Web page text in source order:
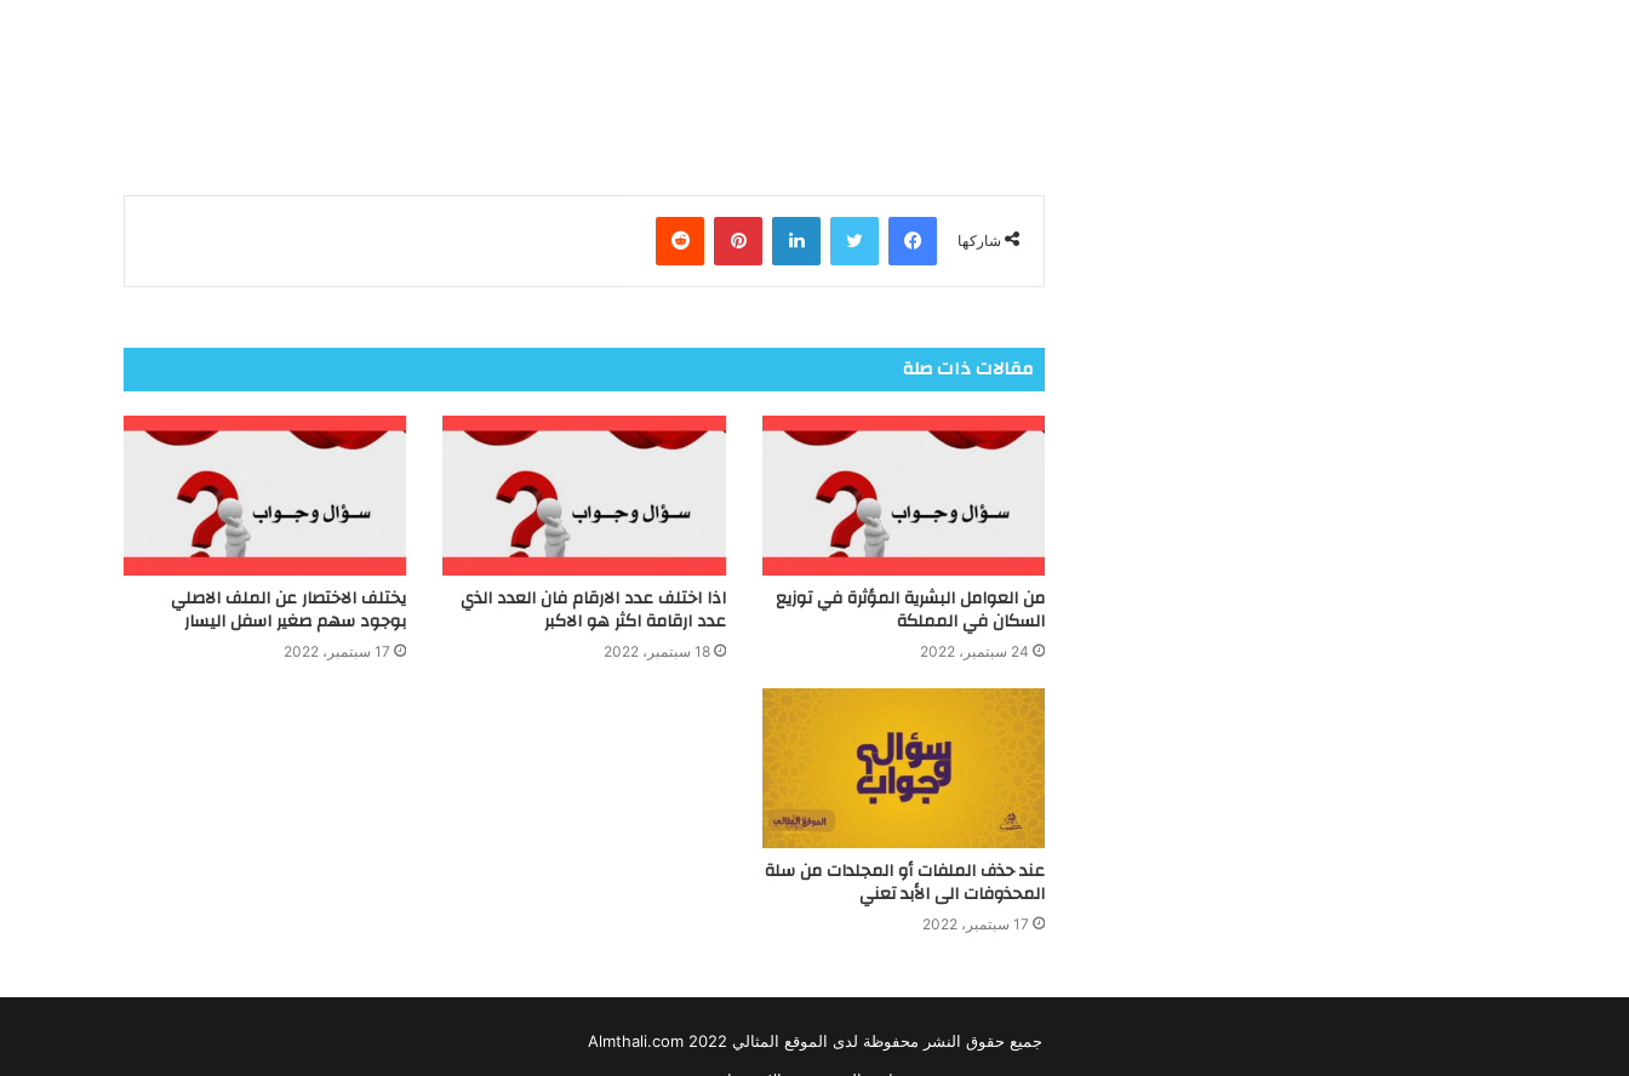
شاركها
فيسبوك تويتر لينكدإن بينتيريست
مقالات ذات صلة
من العوامل البشرية المؤثرة في توزيع
السكان في المملكة
24 سبتمبر، 2022
اذا اختلف عدد الارقام فان العدد الذي
عدد ارقامة اكثر هو الاكبر
18 سبتمبر، 2022
يختلف الاختصار عن الملف الاصلي
بوجود سهم صغير اسفل اليسار
17 سبتمبر، 2022
عند حذف الملفات أو المجلدات من سلة
المحذوفات الى الأبد تعني
17 سبتمبر، 2022
جميع حقوق النشر محفوظة لدى الموقع المثالي 2022 Almthali.com